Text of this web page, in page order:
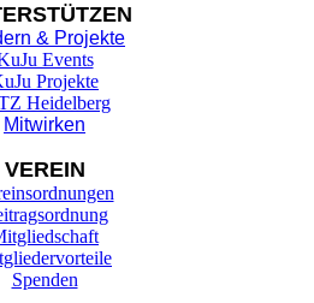
STÜTZEN
& Projekte
Events
Projekte
Heidelberg
Mitwirken
VEREIN
Spenden